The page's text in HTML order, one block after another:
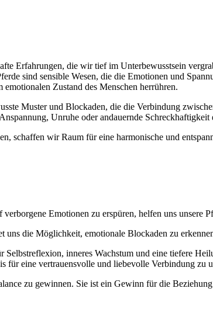
Erfahrungen, die wir tief im Unterbewusstsein
sind sensible Wesen, die die Emotionen und
Zustand des Menschen herrühren.
Muster und Blockaden, die die Verbindung
Unruhe oder andauernde
schaffen wir Raum für eine harmonische und
Emotionen zu erspüren, helfen uns unsere
die Möglichkeit, emotionale Blockaden zu
inneres Wachstum und eine tiefere
für eine vertrauensvolle und liebevolle Verbindung zu
zu gewinnen. Sie ist ein Gewinn für die